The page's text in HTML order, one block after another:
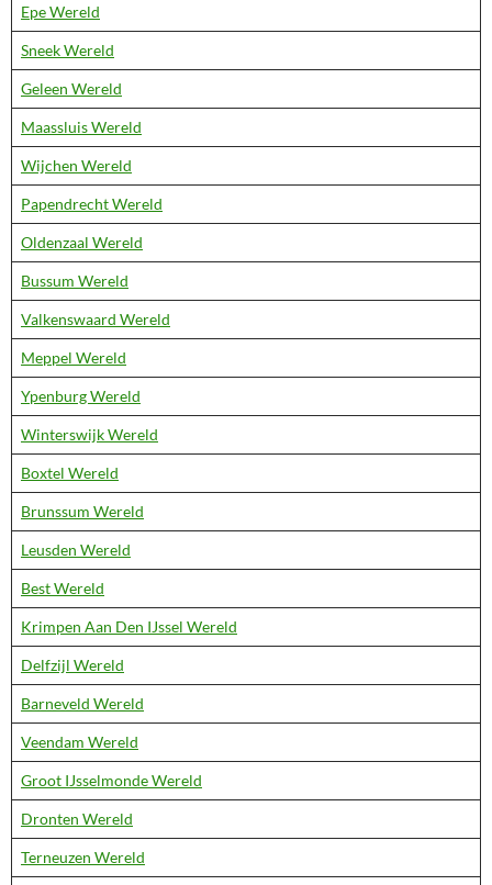
Epe Wereld
Sneek Wereld
Geleen Wereld
Maassluis Wereld
Wijchen Wereld
Papendrecht Wereld
Oldenzaal Wereld
Bussum Wereld
Valkenswaard Wereld
Meppel Wereld
Ypenburg Wereld
Winterswijk Wereld
Boxtel Wereld
Brunssum Wereld
Leusden Wereld
Best Wereld
Krimpen Aan Den IJssel Wereld
Delfzijl Wereld
Barneveld Wereld
Veendam Wereld
Groot IJsselmonde Wereld
Dronten Wereld
Terneuzen Wereld